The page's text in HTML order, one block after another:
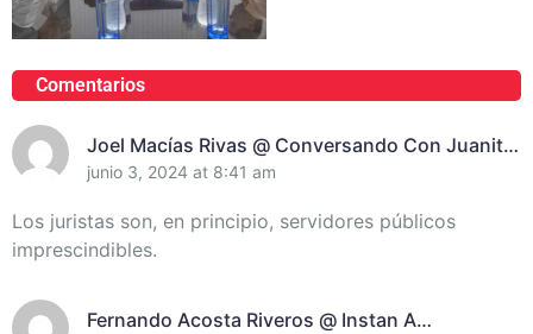
Comentarios
Joel Macías Rivas @ Conversando Con Juanita
Randich, Presidenta De La Unión De Juristas En
junio 3, 2024 at 8:41 am
Los juristas son, en principio, servidores públicos
imprescindibles.
Fernando Acosta Riveros @ Instan A